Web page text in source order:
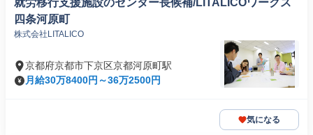
就労移行支援施設のセンター長候補/LITALICOワークス
四条河原町
株式会社LITALICO
京都府京都市下京区京都河原町駅
月給30万8400円～36万2500円
気になる